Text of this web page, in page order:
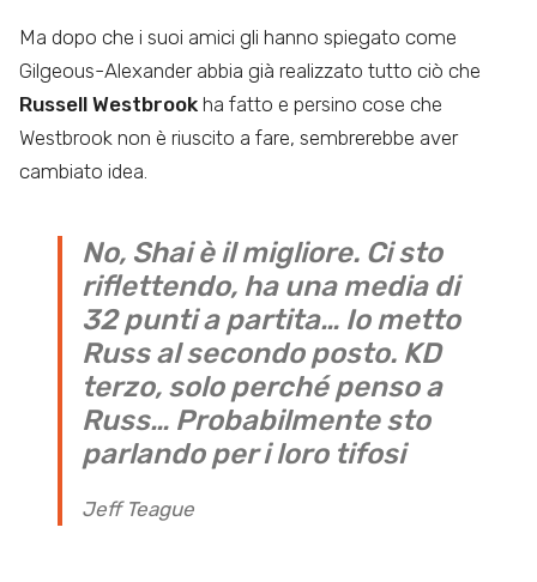
Ma dopo che i suoi amici gli hanno spiegato come
Gilgeous-Alexander abbia già realizzato tutto ciò che
Russell Westbrook ha fatto e persino cose che
Westbrook non è riuscito a fare, sembrerebbe aver
cambiato idea.
No, Shai è il migliore. Ci sto
riflettendo, ha una media di
32 punti a partita… Io metto
Russ al secondo posto. KD
terzo, solo perché penso a
Russ… Probabilmente sto
parlando per i loro tifosi
Jeff Teague